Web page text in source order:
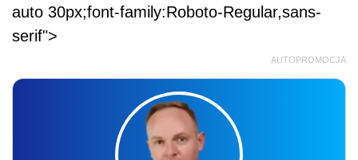
auto 30px;font-family:Roboto-Regular,sans-
serif">
AUTOPROMOCJA